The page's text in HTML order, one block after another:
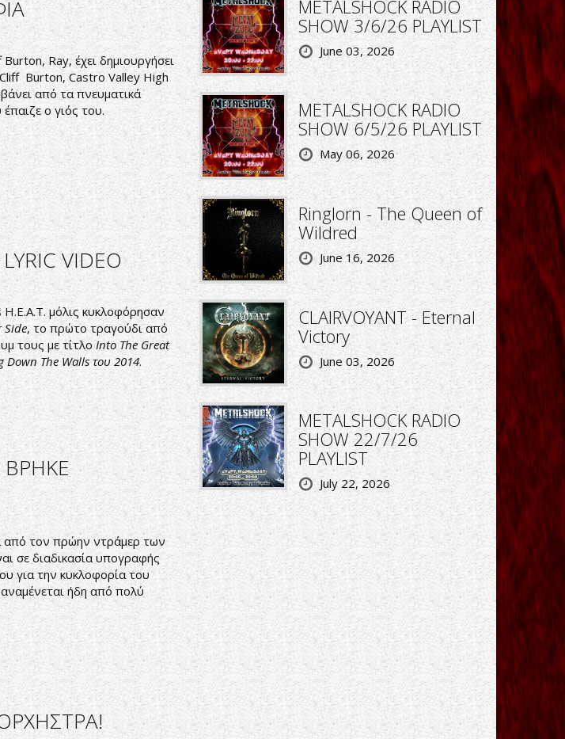
Ray, έχει δημιουργήσει
Burton, Castro Valley High
από τα πνευματικά
ο γιός του.
VIDEO
H.E.A.T.μόλις κυκλοφόρησαν
Side, το πρώτο τραγούδι από
τους με τίτλοInto The Great
Down The Walls του 2014.
ΒΡΗΚΕ
από τον πρώην ντράμερ των
σε διαδικασία υπογραφής
για την κυκλοφορία του
ήδη από πολύ
METALSHOCK RADIO
SHOW 3/6/26 PLAYLIST
June 03, 2026
METALSHOCK RADIO
SHOW 6/5/26 PLAYLIST
May 06, 2026
Ringlorn - The Queen of
Wildred
June 16, 2026
CLAIRVOYANT - Eternal
Victory
June 03, 2026
METALSHOCK RADIO
SHOW 22/7/26
PLAYLIST
July 22, 2026